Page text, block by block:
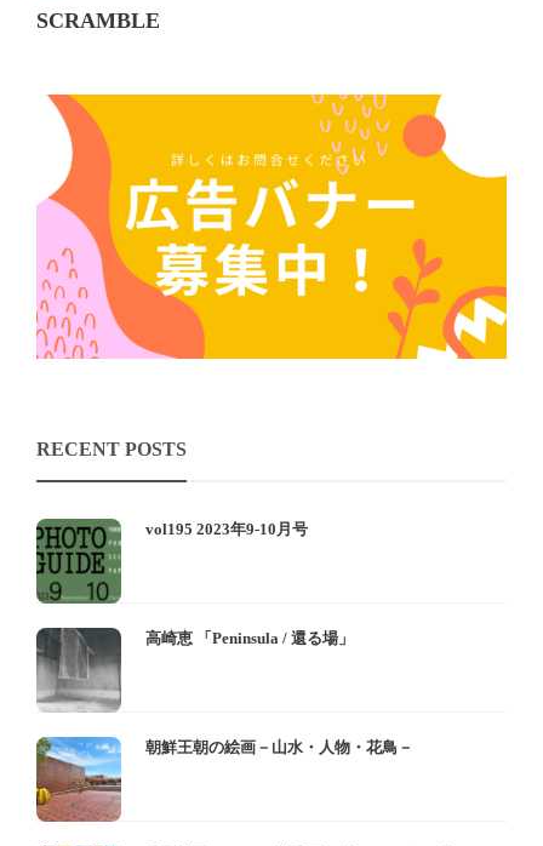
SCRAMBLE
RECENT POSTS
vol195 2023年9-10月号
高崎恵 「Peninsula / 還る場」
朝鮮王朝の絵画－山水・人物・花鳥－